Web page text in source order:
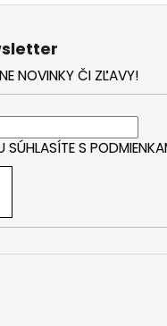
NOVINKY ČI ZĽAVY!
SÚHLASÍTE S